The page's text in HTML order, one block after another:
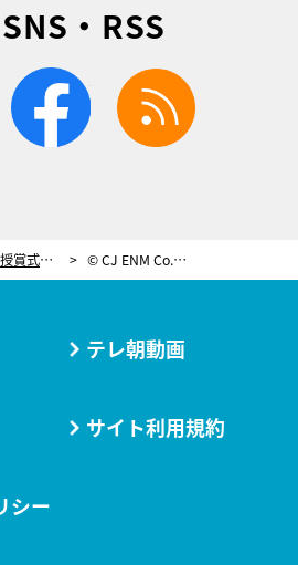
・RSS
facebook
K-POP授賞式『2025 MAMA AWARDS』生配信を記念して「TELASA FAVORITE GLOBAL ARTIST」誕生！投票スタート © CJ ENM Co., Ltd, All Rights Reserved
テレ朝動画
サイト利用規約
シー